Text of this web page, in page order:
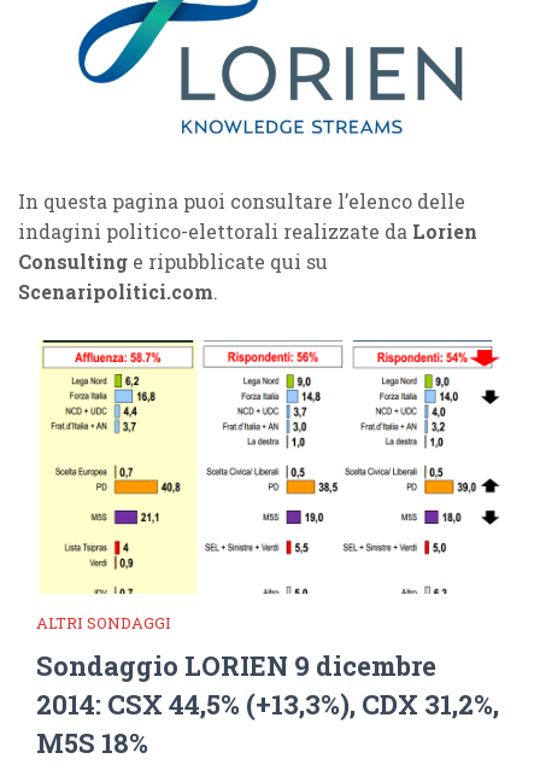
In questa pagina puoi consultare l’elenco delle
indagini politico-elettorali realizzate da Lorien
Consulting e ripubblicate qui su
Scenaripolitici.com.
ALTRI SONDAGGI
Sondaggio LORIEN 9 dicembre
2014: CSX 44,5% (+13,3%), CDX 31,2%,
M5S 18%